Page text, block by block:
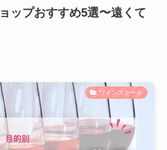
ップおすすめ5選〜遠くて
ワインスクール